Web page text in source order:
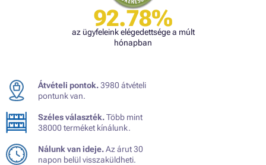
92.78%
az ügyfeleink elégedettsége a múlt
hónapban
Átvételi pontok.3980 átvételi
pontunk van.
Széles választék.Több mint
38000 terméket kínálunk.
Nálunk van ideje.Az árut 30
napon belül visszaküldheti.